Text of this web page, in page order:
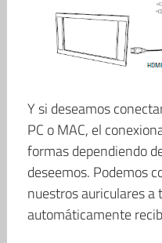
Y si deseamos
PC o MAC, el
formas dependiendo
deseemos. Podemos
nuestros auriculares a
automáticamente